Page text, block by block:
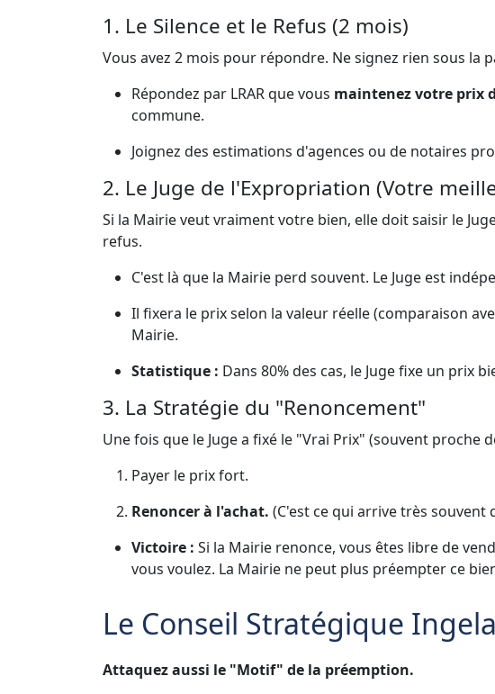
1. Le Silence et le Refus (2 mois)
Vous avez 2 mois pour répondre. Ne signez rien sous la
Répondez par LRAR que vous maintenez votre prix
commune.
Joignez des estimations d'agences ou de notaires
2. Le Juge de l'Expropriation (Votre
Si la Mairie veut vraiment votre bien, elle doit saisir le
refus.
C'est là que la Mairie perd souvent. Le Juge est
Il fixera le prix selon la valeur réelle (comparaison
Mairie.
Statistique : Dans 80% des cas, le Juge fixe un prix
3. La Stratégie du "Renoncement"
Une fois que le Juge a fixé le "Vrai Prix" (souvent proche
Payer le prix fort.
Renoncer à l'achat. (C'est ce qui arrive très
Victoire : Si la Mairie renonce, vous êtes libre de
vous voulez. La Mairie ne peut plus préempter ce
Le Conseil Stratégique
Attaquez aussi le "Motif" de la préemption.